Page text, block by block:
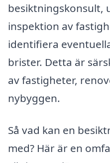
besiktningskonsult,
inspektion av
identifiera
brister. Detta är
av fastigheter,
nybyggen.
Så vad kan en
med? Här är en